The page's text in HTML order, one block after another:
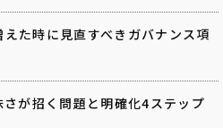
た時に見直すべきガバナンス項
が招く問題と明確化4ステップ